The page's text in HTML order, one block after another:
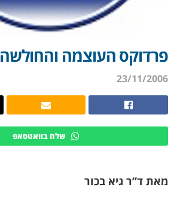
פרדוקס העוצמה והחולשה
23/11/2006
שלח בוואטסאפ
מאת ד”ר גיא בכור